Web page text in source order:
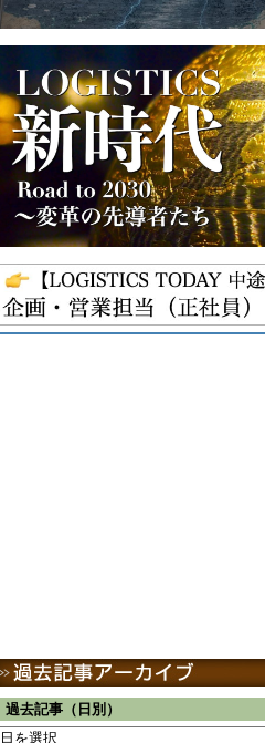
過去記事（日別）